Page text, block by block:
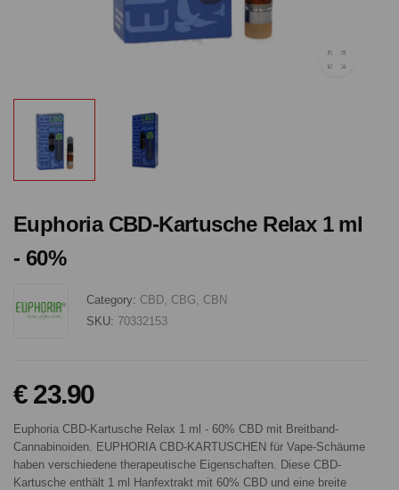
Euphoria CBD-Kartusche Relax 1 ml
- 60%
Category: CBD, CBG, CBN
SKU: 70332153
€ 23.90
Euphoria CBD-Kartusche Relax 1 ml - 60% CBD mit Breitband-
Cannabinoiden. EUPHORIA CBD-KARTUSCHEN für Vape-Schäume
haben verschiedene therapeutische Eigenschaften. Diese CBD-
Kartusche enthält 1 ml Hanfextrakt mit 60% CBD und eine breite